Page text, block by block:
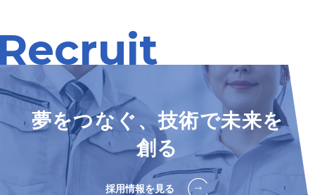
夢をつなぐ、技術で未来を
創る
採用情報を見る